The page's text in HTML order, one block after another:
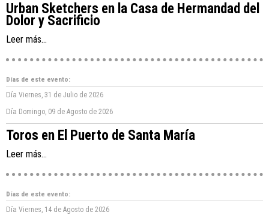
Urban Sketchers en la Casa de Hermandad del
Dolor y Sacrificio
Leer más...
Días de este evento:
Día Viernes, 31 de Julio de 2026
Día Domingo, 09 de Agosto de 2026
Toros en El Puerto de Santa María
Leer más...
Días de este evento:
Día Viernes, 14 de Agosto de 2026